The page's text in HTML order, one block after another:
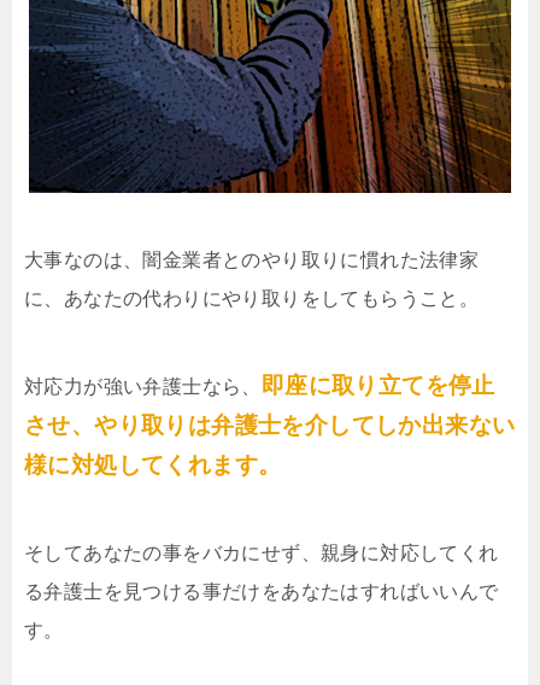
大事なのは、闇金業者とのやり取りに慣れた法律家
に、あなたの代わりにやり取りをしてもらうこと。
対応力が強い弁護士なら、 即座に取り立てを停止
させ、やり取りは弁護士を介してしか出来ない
様に対処してくれます。
そしてあなたの事をバカにせず、親身に対応してくれ
る弁護士を見つける事だけをあなたはすればいいんで
す。